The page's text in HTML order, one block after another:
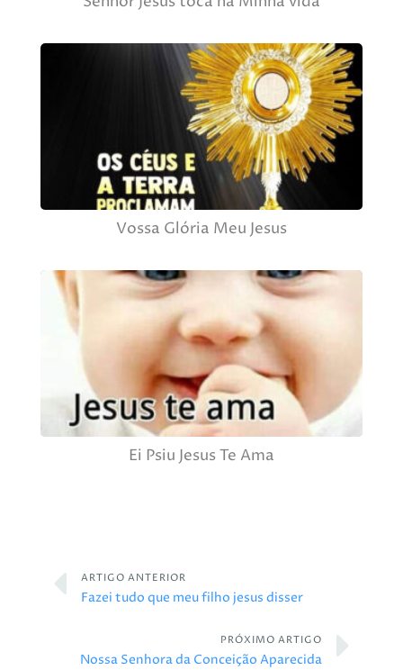
Vossa Glória Meu Jesus
Ei Psiu Jesus Te Ama
ARTIGO ANTERIOR
Fazei tudo que meu filho jesus disser
PRÓXIMO ARTIGO
Nossa Senhora da Conceição Aparecida